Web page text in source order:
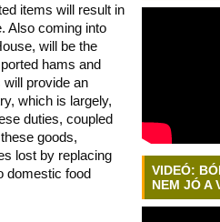
items will result in
Also coming into
will be the
hams and
will provide an
which is largely,
duties, coupled
goods,
lost by replacing
domestic food
VIDEÓ:
NEM JÓ A